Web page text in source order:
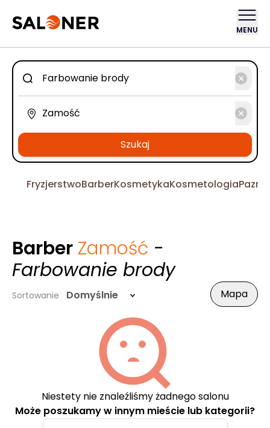
MENU
Szukaj
FryzjerstwoBarberKosmetykaKosmetologia
Barber Zamość -
Farbowanie brody
Sortowanie Domyślnie Mapa
Niestety nie znaleźliśmy żadnego salonu
Może poszukamy w innym mieście lub kategorii?